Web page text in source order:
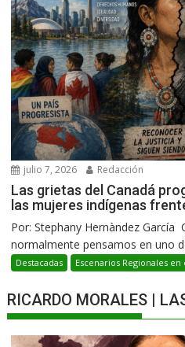
julio 7, 2026 Redacción
Las grietas del Canadá
las mujeres indígenas
Por: Stephany Hernàndez García
normalmente pensamos en uno
Destacadas Escenarios Regionales
RICARDO MORALES |